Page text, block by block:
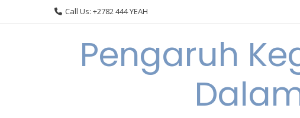
Call Us: +2782 444 YEAH
Pengaruh